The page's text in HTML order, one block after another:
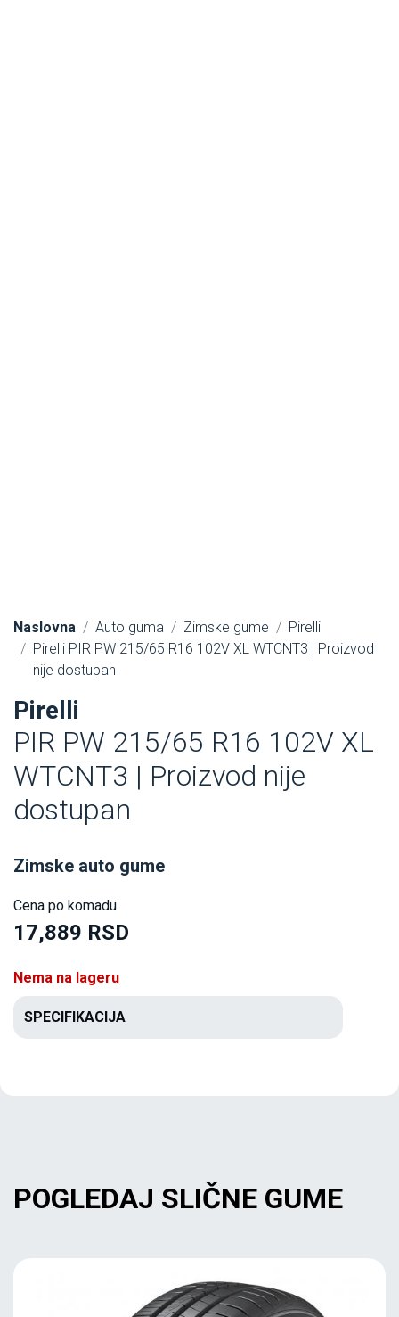
Naslovna Auto guma Zimske gume
Pirelli
Pirelli PIR PW 215/65 R16 102V XL WTCNT3 | Proizvod
nije dostupan
Pirelli
PIR PW 215/65 R16 102V XL
WTCNT3 | Proizvod nije
dostupan
Zimske auto gume
Cena po komadu
17,889 RSD
Nema na lageru
SPECIFIKACIJA
POGLEDAJ SLIČNE GUME